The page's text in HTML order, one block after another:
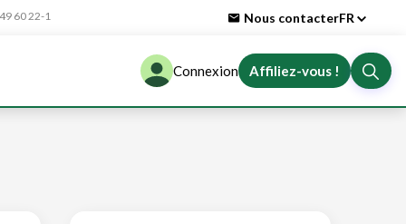
60 22-1 Nous contacterFR
Connexion Affiliez-vous !